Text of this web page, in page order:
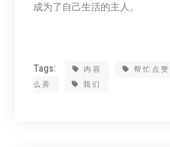
成为了自己生活的主人。
Tags: 内容 帮忙点
么弄
我们